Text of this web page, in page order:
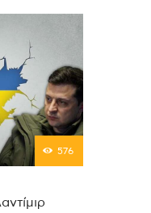
576